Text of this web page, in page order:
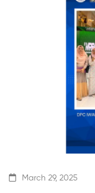
March 29, 2025